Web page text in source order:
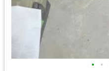
• •